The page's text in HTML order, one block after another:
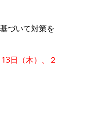
づいて対策を
日（木）、２